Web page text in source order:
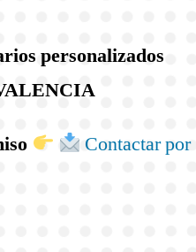
personalizados
Contactar por